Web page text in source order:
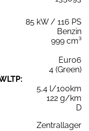
85 kW / 116 PS
Benzin
999 cm³
Euro6
4 (Green)
5,4 l/100km
122 g/km
D
Zentrallager